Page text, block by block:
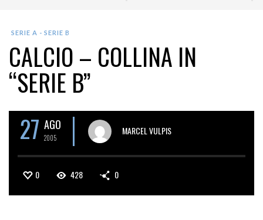
SERIE A - SERIE B
CALCIO – COLLINA IN
“SERIE B”
27 AGO
2005
MARCEL VULPIS
0 428 0